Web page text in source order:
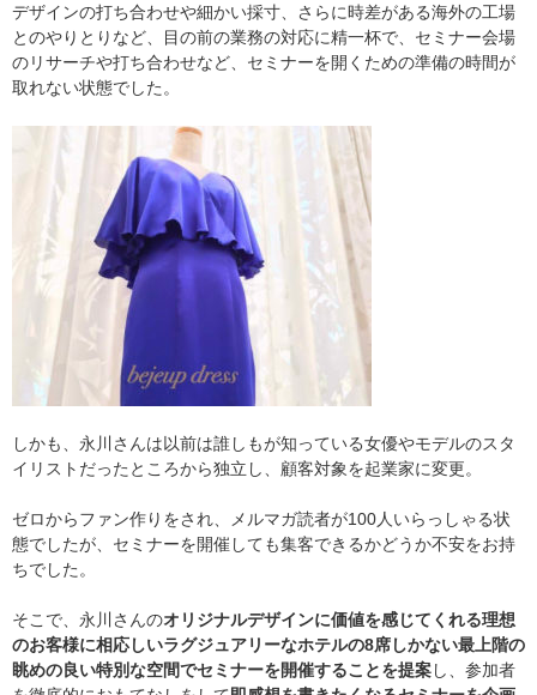
デザインの打ち合わせや細かい採寸、さらに時差がある海外の工場
とのやりとりなど、目の前の業務の対応に精一杯で、セミナー会場
のリサーチや打ち合わせなど、セミナーを開くための準備の時間が
取れない状態でした。
しかも、永川さんは以前は誰しもが知っている女優やモデルのスタ
イリストだったところから独立し、顧客対象を起業家に変更。
ゼロからファン作りをされ、メルマガ読者が100人いらっしゃる状
態でしたが、セミナーを開催しても集客できるかどうか不安をお持
ちでした。
そこで、永川さんのオリジナルデザインに価値を感じてくれる理想
のお客様に相応しいラグジュアリーなホテルの8席しかない最上階の
眺めの良い特別な空間でセミナーを開催することを提案し、参加者